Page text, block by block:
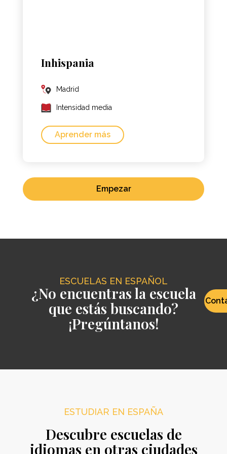
Inhispania
Madrid
Intensidad media
Aprender más
Empezar
ESCUELAS EN ESPAÑOL
¿No encuentras la escuela
que estás buscando?
¡Pregúntanos!
ESTUDIAR EN ESPAÑA
Descubre escuelas de
idiomas en otras ciudades